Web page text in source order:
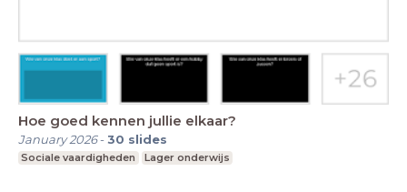
Hoe goed kennen jullie elkaar?
January 2026-30 slides
Sociale vaardigheden Lager onderwijs